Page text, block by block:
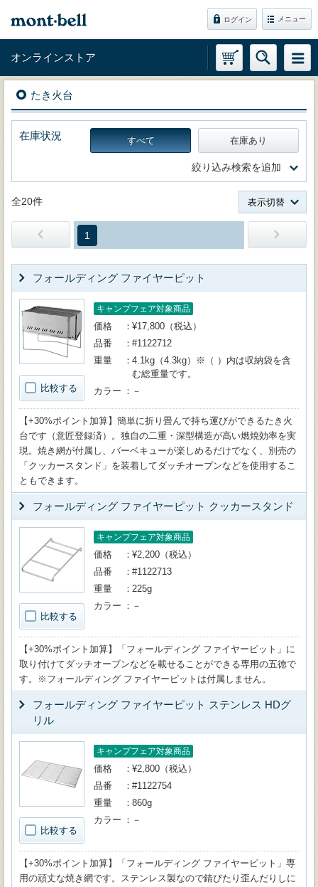
ログイン メニュー
オンラインストア
たき火台
在庫状況 すべて 在庫あり
絞り込み検索を追加
全20件 表示切替
1
フォールディング ファイヤーピット
比較する
キャンプフェア対象商品
価格
¥17,800（税込）
品番
#1122712
重量
4.1kg（4.3kg）※（ ）内は収納袋を含
む総重量です。
カラー
－
【+30%ポイント加算】簡単に折り畳んで持ち運びができるたき火
台です（意匠登録済）。独自の二重・深型構造が高い燃焼効率を実
現。焼き網が付属し、バーベキューが楽しめるだけでなく、別売の
「クッカースタンド」を装着してダッチオーブンなどを使用するこ
ともできます。
フォールディング ファイヤーピット クッカースタンド
比較する
キャンプフェア対象商品
価格
¥2,200（税込）
品番
#1122713
重量
225g
カラー
－
【+30%ポイント加算】「フォールディング ファイヤーピット」に
取り付けてダッチオーブンなどを載せることができる専用の五徳で
す。※フォールディング ファイヤーピットは付属しません。
フォールディング ファイヤーピット ステンレス HDグ
リル
比較する
キャンプフェア対象商品
価格
¥2,800（税込）
品番
#1122754
重量
860g
カラー
－
【+30%ポイント加算】「フォールディング ファイヤーピット」専
用の頑丈な焼き網です。ステンレス製なので錆びたり歪んだりしに